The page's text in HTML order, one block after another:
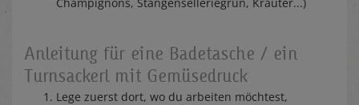
Anleitung für eine Badetasche / ein
Turnsackerl mit Gemüsedruck
Lege zuerst dort, wo du arbeiten möchtest,